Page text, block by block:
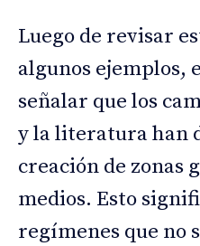
Luego de revisar
algunos ejemplos,
señalar que los
y la literatura han
creación de zonas
medios. Esto
regímenes que no